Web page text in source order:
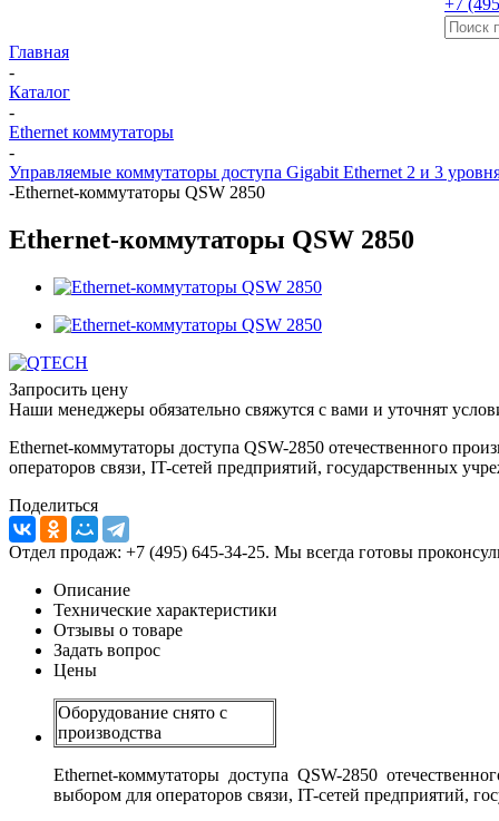
+7
Главная
-
Каталог
-
Ethernet коммутаторы
-
Управляемые коммутаторы доступа Gigabit Ethernet 2 и 3
-Ethernet-коммутаторы QSW 2850
Ethernet-коммутаторы QSW 2850
Запросить цену
Наши менеджеры обязательно свяжутся с вами и уточнят
Ethernet-коммутаторы доступа QSW-2850 отечественного
операторов связи, IT-сетей предприятий, государственных
Поделиться
Отдел продаж: +7 (495) 645-34-25. Мы всегда готовы
Описание
Технические характеристики
Отзывы о товаре
Задать вопрос
Цены
Оборудование снято с
производства
Ethernet-коммутаторы доступа QSW-2850
выбором для операторов связи, IT-сетей предприятий,